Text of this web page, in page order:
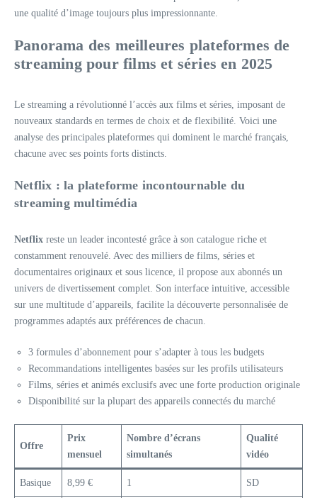
une qualité d’image toujours plus impressionnante.
Panorama des meilleures plateformes de
streaming pour films et séries en 2025
Le streaming a révolutionné l’accès aux films et séries, imposant de
nouveaux standards en termes de choix et de flexibilité. Voici une
analyse des principales plateformes qui dominent le marché français,
chacune avec ses points forts distincts.
Netflix : la plateforme incontournable du
streaming multimédia
Netflix reste un leader incontesté grâce à son catalogue riche et
constamment renouvelé. Avec des milliers de films, séries et
documentaires originaux et sous licence, il propose aux abonnés un
univers de divertissement complet. Son interface intuitive, accessible
sur une multitude d’appareils, facilite la découverte personnalisée de
programmes adaptés aux préférences de chacun.
3 formules d’abonnement pour s’adapter à tous les budgets
Recommandations intelligentes basées sur les profils utilisateurs
Films, séries et animés exclusifs avec une forte production originale
Disponibilité sur la plupart des appareils connectés du marché
Offre
Prix
mensuel
Nombre d’écrans
simultanés
Qualité
vidéo
Basique 8,99 € 1 SD